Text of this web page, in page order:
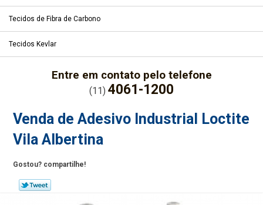
Tecidos de Fibra de Carbono
Tecidos Kevlar
Entre em contato pelo telefone
(11) 4061-1200
Venda de Adesivo Industrial Loctite
Vila Albertina
Gostou? compartilhe!